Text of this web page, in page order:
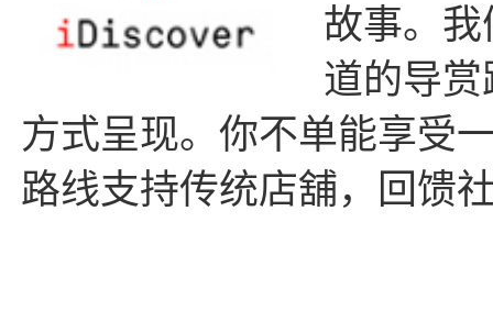
故事。
道的导
方式呈现。你不单能享受
路线支持传统店舖，回馈